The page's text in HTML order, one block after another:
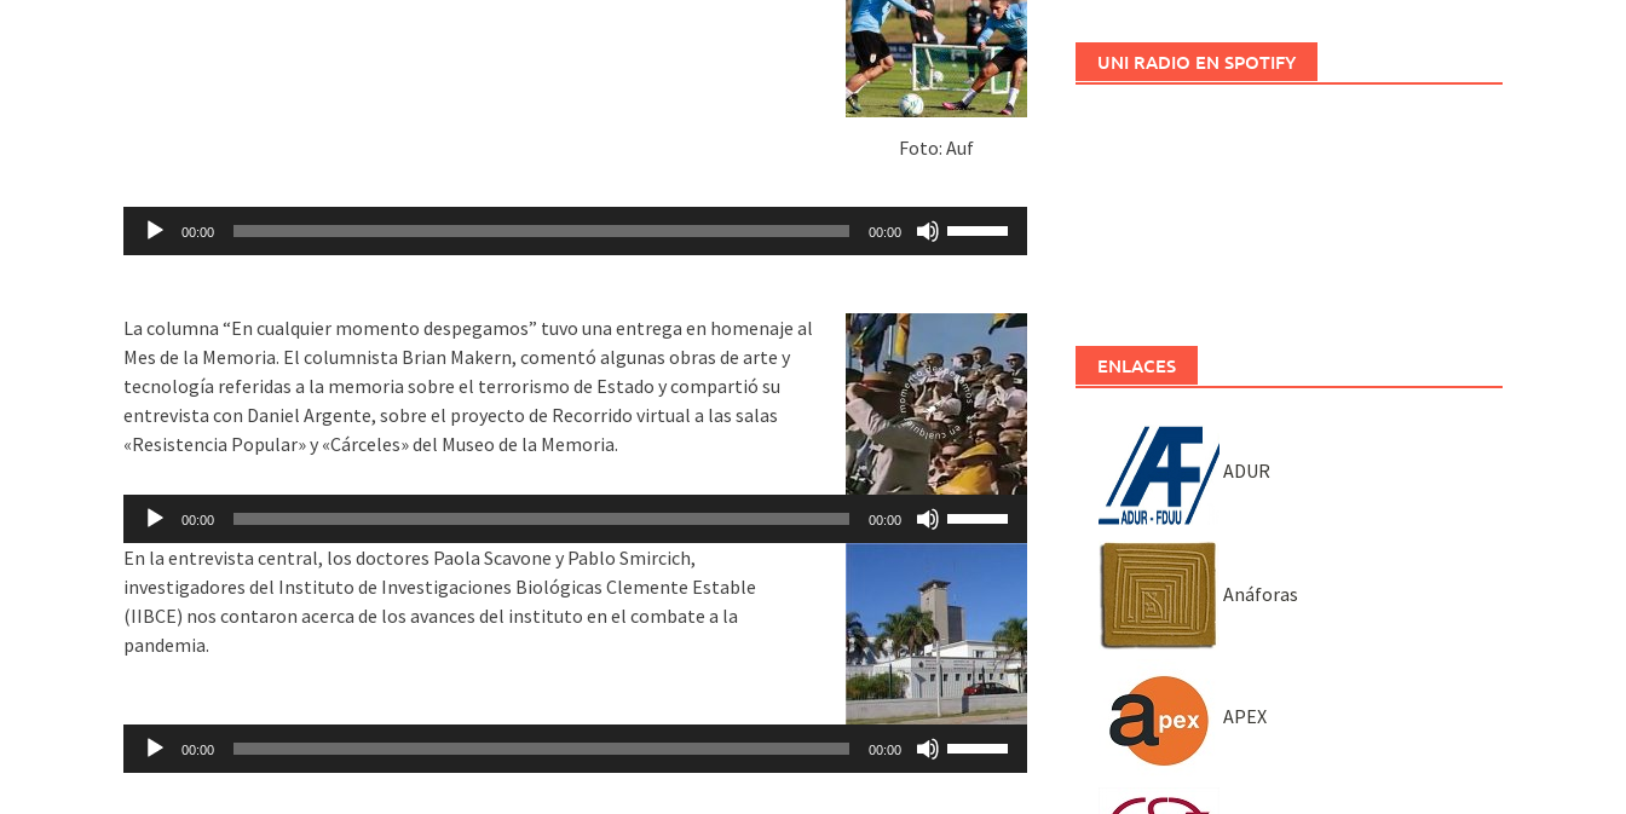
Foto: Auf
00:00 00:00
flecha
arriba/abajo
para
aumentar
o
disminuir
el
volumen.
La columna “En cualquier momento despegamos” tuvo una entrega en homenaje al
Mes de la Memoria. El columnista Brian Makern, comentó algunas obras de arte y
tecnología referidas a la memoria sobre el terrorismo de Estado y compartió su
entrevista con Daniel Argente, sobre el proyecto de Recorrido virtual a las salas
«Resistencia Popular» y «Cárceles» del Museo de la Memoria.
Reproductor
audio
00:00 00:00
de
flecha
arriba/abajo
para
aumentar
o
disminuir
En la entrevista central, los doctores Paola Scavone y Pablo Smircich,
investigadores del Instituto de Investigaciones Biológicas Clemente Estable
(IIBCE) nos contaron acerca de los avances del instituto en el combate a la
pandemia.
de
audio
00:00 00:00
UNI RADIO EN SPOTIFY
ENLACES
ADUR
Anáforas
APEX